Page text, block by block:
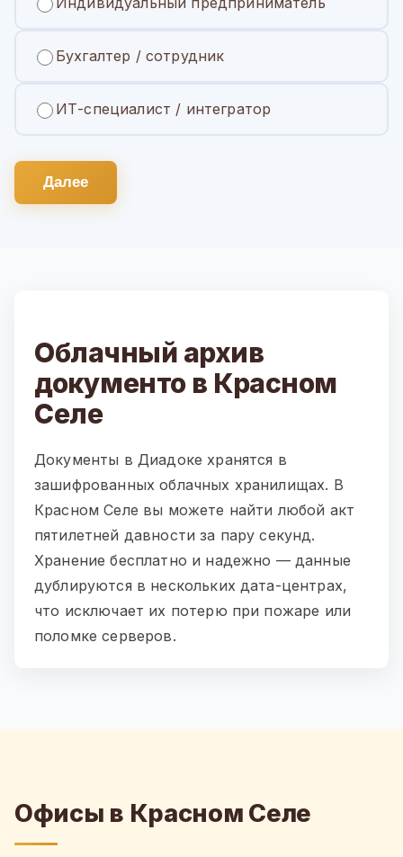
Бухгалтер / сотрудник
ИТ-специалист / интегратор
Далее
Облачный архив
документо в Красном
Селе
Документы в Диадоке хранятся в
зашифрованных облачных хранилищах. В
Красном Селе вы можете найти любой акт
пятилетней давности за пару секунд.
Хранение бесплатно и надежно — данные
дублируются в нескольких дата-центрах,
что исключает их потерю при пожаре или
поломке серверов.
Офисы в Красном Селе